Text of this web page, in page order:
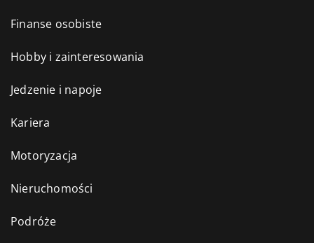
Finanse osobiste
Hobby i zainteresowania
Jedzenie i napoje
Kariera
Motoryzacja
Nieruchomości
Podróże